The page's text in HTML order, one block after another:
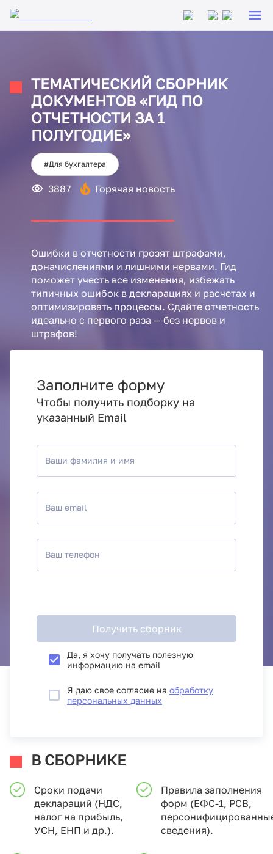
ТЕМАТИЧЕСКИЙ СБОРНИК
ДОКУМЕНТОВ «ГИД ПО
ОТЧЕТНОСТИ ЗА 1
ПОЛУГОДИЕ»
#Для бухгалтера
3887 Горячая новость
Ошибки в отчетности грозят штрафами,
доначислениями и лишними нервами. Гид
поможет учесть все изменения, избежать
типичных ошибок в декларациях и расчетах и
оптимизировать процессы. Сдайте отчетность
идеально с первого раза — без нервов и
штрафов!
Заполните форму
Чтобы получить подборку на
указанный Email
Ваши фамилия и имя
Ваш email
Ваш телефон
Получить сборник
Да, я хочу получать полезную
информацию на email
Я даю свое согласие на обработку
персональных данных
В СБОРНИКЕ
Сроки подачи
деклараций (НДС,
налог на прибыль,
УСН, ЕНП и др.).
Правила заполнения
форм (ЕФС-1, РСВ,
сведения).